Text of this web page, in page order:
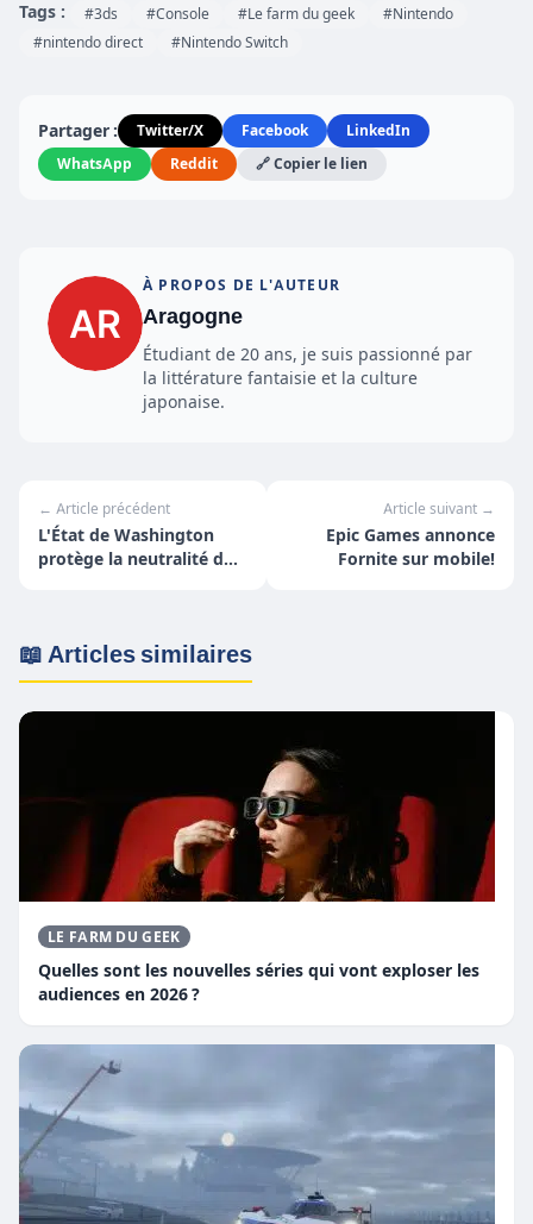
Tags : #3ds #Console #Le farm du geek
#Nintendo
#nintendo direct
#Nintendo Switch
Partager : Twitter/X Facebook
LinkedIn
WhatsApp
Reddit 🔗 Copier le lien
À PROPOS DE L'AUTEUR
Aragogne
Étudiant de 20 ans, je suis passionné par
la littérature fantaisie et la culture
japonaise.
← Article précédent
L'État de Washington
protège la neutralité du
Article suivant →
Epic Games annonce
Fornite sur mobile!
📖 Articles similaires
LE FARM DU GEEK
Quelles sont les nouvelles séries qui vont exploser les
audiences en 2026 ?